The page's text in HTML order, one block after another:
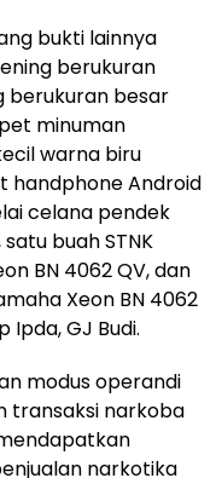
bukti lainnya
berukuran
berukuran besar
minuman
warna biru
handphone Android
celana pendek
buah STNK
BN 4062 QV, dan
Xeon BN 4062
Ipda, GJ Budi.
modus operandi
transaksi narkoba
narkotika